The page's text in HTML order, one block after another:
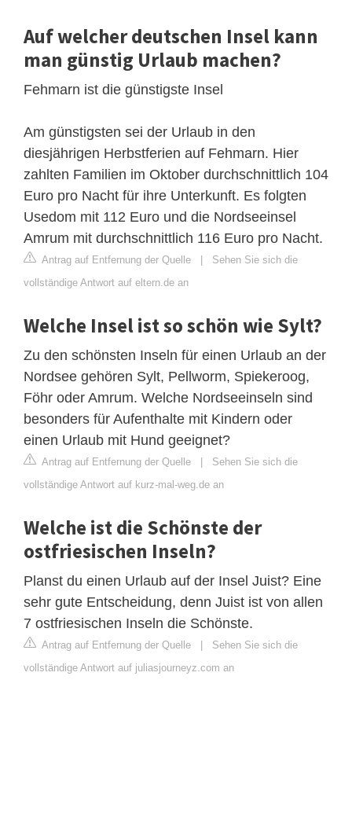
Auf welcher deutschen Insel kann
man günstig Urlaub machen?
Fehmarn ist die günstigste Insel
Am günstigsten sei der Urlaub in den
diesjährigen Herbstferien auf Fehmarn. Hier
zahlten Familien im Oktober durchschnittlich 104
Euro pro Nacht für ihre Unterkunft. Es folgten
Usedom mit 112 Euro und die Nordseeinsel
Amrum mit durchschnittlich 116 Euro pro Nacht.
Antrag auf Entfernung der Quelle | Sehen Sie sich die
vollständige Antwort auf eltern.de an
Welche Insel ist so schön wie Sylt?
Zu den schönsten Inseln für einen Urlaub an der
Nordsee gehören Sylt, Pellworm, Spiekeroog,
Föhr oder Amrum. Welche Nordseeinseln sind
besonders für Aufenthalte mit Kindern oder
einen Urlaub mit Hund geeignet?
Antrag auf Entfernung der Quelle | Sehen Sie sich die
vollständige Antwort auf kurz-mal-weg.de an
Welche ist die Schönste der
ostfriesischen Inseln?
Planst du einen Urlaub auf der Insel Juist? Eine
sehr gute Entscheidung, denn Juist ist von allen
7 ostfriesischen Inseln die Schönste.
Antrag auf Entfernung der Quelle | Sehen Sie sich die
vollständige Antwort auf juliasjourneyz.com an